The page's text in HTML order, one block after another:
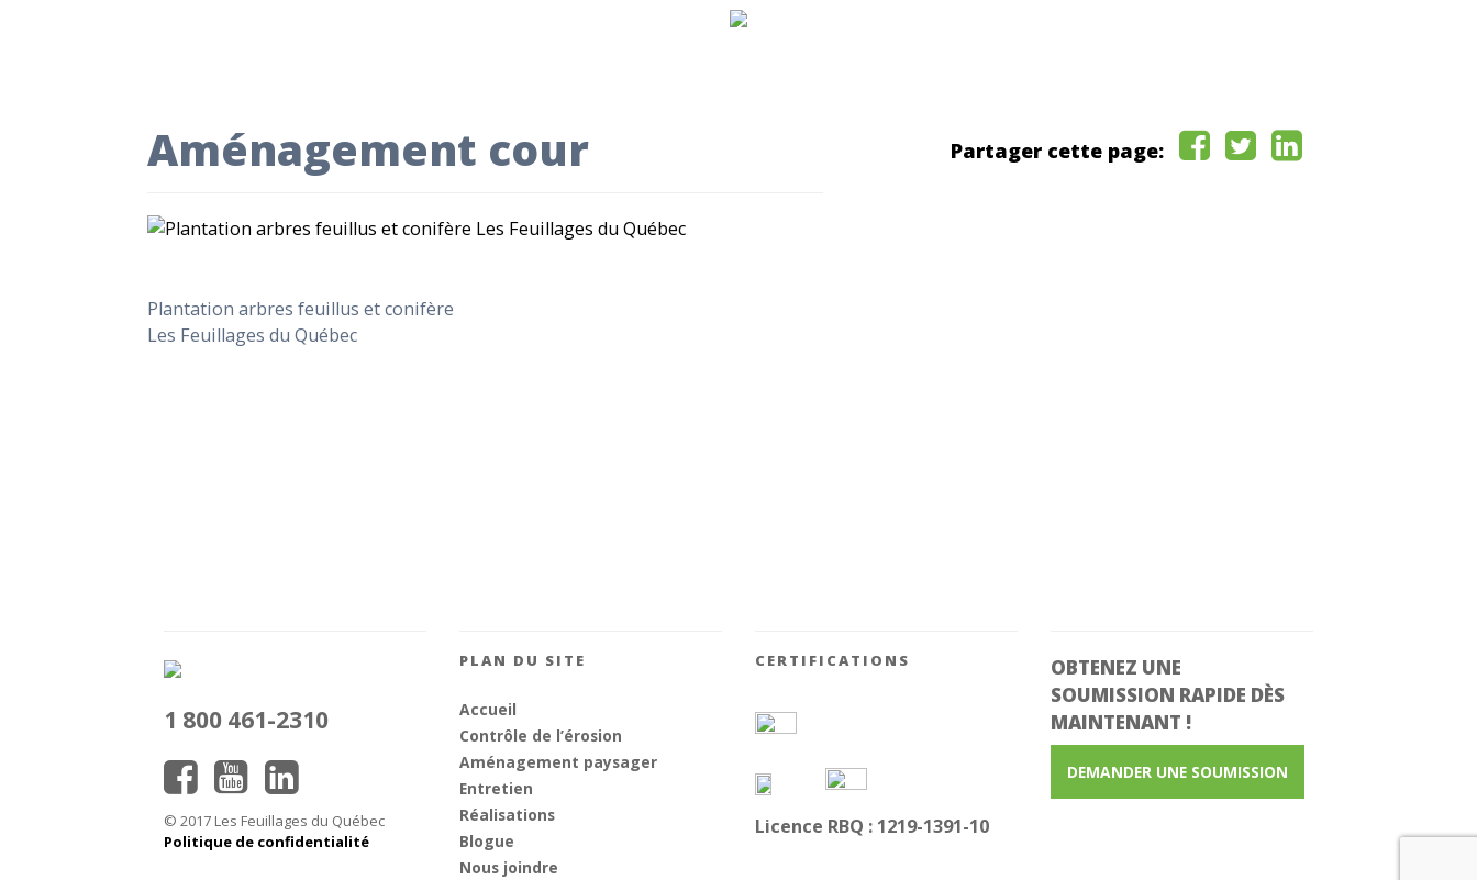
Aménagement cour
Plantation arbres feuillus et conifère
Les Feuillages du Québec
Partager cette page:
1 800 461-2310
© 2017 Les Feuillages du Québec
Politique de confidentialité
PLAN DU SITE
Accueil
Contrôle de l’érosion
Aménagement paysager
Entretien
Réalisations
Blogue
Nous joindre
CERTIFICATIONS
Licence RBQ : 1219-1391-10
OBTENEZ UNE
SOUMISSION RAPIDE DÈS
MAINTENANT !
DEMANDER UNE SOUMISSION